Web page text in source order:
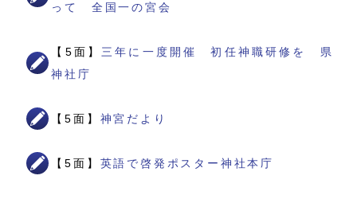
って 全国一の宮会
【5面】 三年に一度開催 初任神職研修を 県
神社庁
【5面】 神宮だより
【5面】 英語で啓発ポスター神社本庁